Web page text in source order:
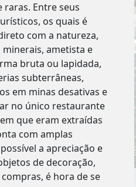
raras. Entre seus
os quais é
com a natureza,
ametista e
bruta ou lapidada,
subterrâneas,
em minas desativas e
no único restaurante
que eram extraídas
com amplas
a apreciação e
de decoração,
é hora de se